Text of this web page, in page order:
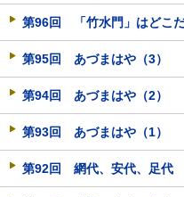
第96回 「竹水門」はどこだ
第95回 あづまはや（3）
第94回 あづまはや（2）
第93回 あづまはや（1）
第92回 網代、安代、足代